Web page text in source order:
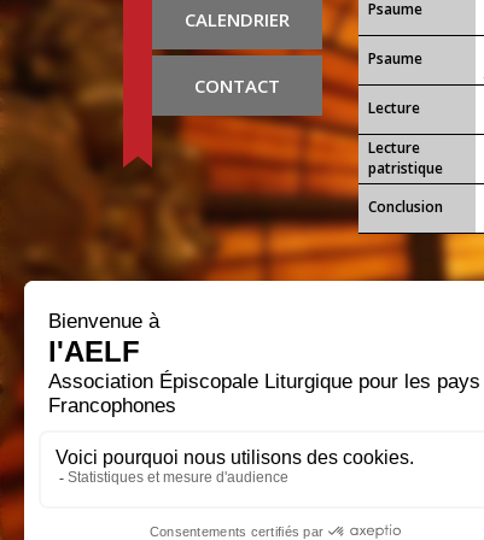
CALENDRIER
CONTACT
Psaume
Psaume
Lecture
Lecture
patristique
Conclusion